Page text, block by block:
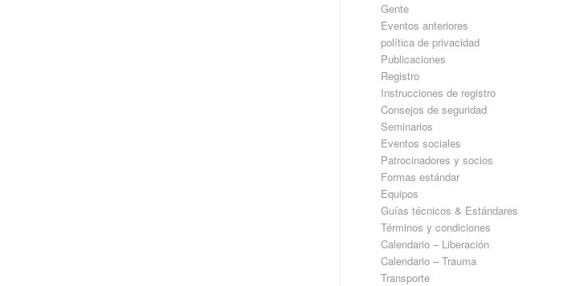
Gente
Eventos anteriores
política de privacidad
Publicaciones
Registro
Instrucciones de registro
Consejos de seguridad
Seminarios
Eventos sociales
Patrocinadores y socios
Formas estándar
Equipos
Guías técnicos & Estándares
Términos y condiciones
Calendario – Liberación
Calendario – Trauma
Transporte